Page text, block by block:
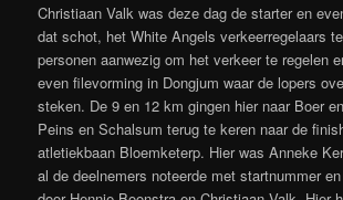
Christiaan Valk was deze dag de starter en
dat schot, het White Angels verkeerregelaars
personen aanwezig om het verkeer te regelen
even filevorming in Dongjum waar de lopers
steken. De 9 en 12 km gingen hier naar Boer
Peins en Schalsum terug te keren naar de
atletiekbaan Bloemketerp. Hier was Anneke
al de deelnemers noteerde met startnummer